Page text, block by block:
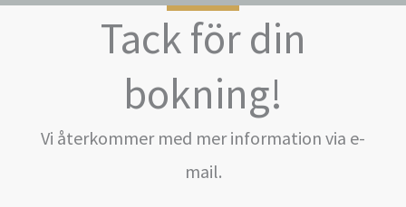
Tack för din
bokning!
Vi återkommer med mer information via e-
mail.